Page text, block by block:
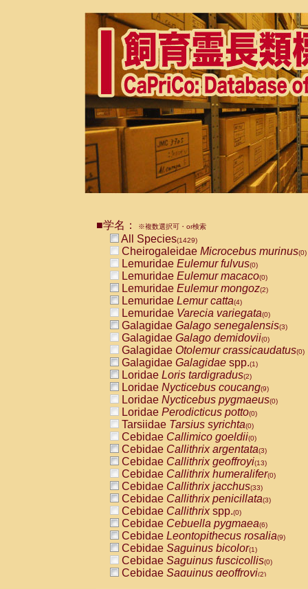
■学名： ※複数選択可・or検索
All Species(1429)
Cheirogaleidae Microcebus murinus(0)
Lemuridae Eulemur fulvus(0)
Lemuridae Eulemur macaco(0)
Lemuridae Eulemur mongoz(2)
Lemuridae Lemur catta(4)
Lemuridae Varecia variegata(0)
Galagidae Galago senegalensis(3)
Galagidae Galago demidovii(0)
Galagidae Otolemur crassicaudatus(0)
Galagidae Galagidae spp.(1)
Loridae Loris tardigradus(2)
Loridae Nycticebus coucang(9)
Loridae Nycticebus pygmaeus(0)
Loridae Perodicticus potto(0)
Tarsiidae Tarsius syrichta(0)
Cebidae Callimico goeldii(0)
Cebidae Callithrix argentata(3)
Cebidae Callithrix geoffroyi(13)
Cebidae Callithrix humeralifer(0)
Cebidae Callithrix jacchus(33)
Cebidae Callithrix penicillata(3)
Cebidae Callithrixspp.(0)
Cebidae Cebuella pygmaea(6)
Cebidae Leontopithecus rosalia(9)
Cebidae Saguinus bicolor(1)
Cebidae Saguinus fuscicollis(0)
Cebidae Saguinus geoffroyi(2)